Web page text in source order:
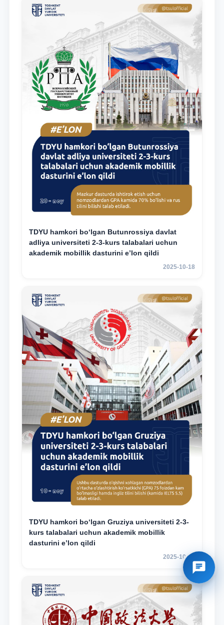
TDYU hamkori bo‘lgan Butunrossiya davlat
adliya universiteti 2-3-kurs talabalari uchun
akademik mobillik dasturini e’lon qildi
2025-10-18
TDYU hamkori bo‘lgan Gruziya universiteti 2-3-
kurs talabalari uchun akademik mobillik
dasturini e’lon qildi
2025-10-17